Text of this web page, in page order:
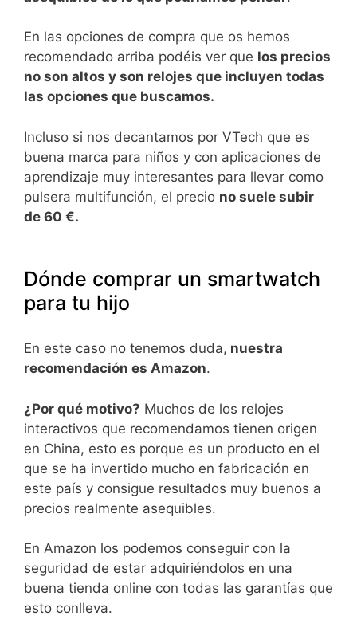
En las opciones de compra que os hemos
recomendado arriba podéis ver que los precios
no son altos y son relojes que incluyen todas
las opciones que buscamos.
Incluso si nos decantamos por VTech que es
buena marca para niños y con aplicaciones de
aprendizaje muy interesantes para llevar como
pulsera multifunción, el precio no suele subir
de 60 €.
Dónde comprar un smartwatch
para tu hijo
En este caso no tenemos duda, nuestra
recomendación es Amazon.
¿Por qué motivo? Muchos de los relojes
interactivos que recomendamos tienen origen
en China, esto es porque es un producto en el
que se ha invertido mucho en fabricación en
este país y consigue resultados muy buenos a
precios realmente asequibles.
En Amazon los podemos conseguir con la
seguridad de estar adquiriéndolos en una
buena tienda online con todas las garantías que
esto conlleva.